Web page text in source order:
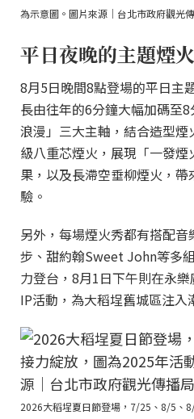
為示意圖。圖片來源｜台北市政府觀光
平日夜晚的主題煙
8月5日晚間8點登場的平日主
長由往年的6分鐘大幅加碼至
浪漫」三大主軸，結合造型
級八重芯煙火，展現「一發
果，以及長滯空垂柳煙火，
驗。
另外，每場煙火秀都有搭配
步、甜約翰Sweet John等多
力登台，8月1日下午則在永
IP活動，為大稻埕舊城區注入
2026大稻埕夏日節登場，7/25、8/5、